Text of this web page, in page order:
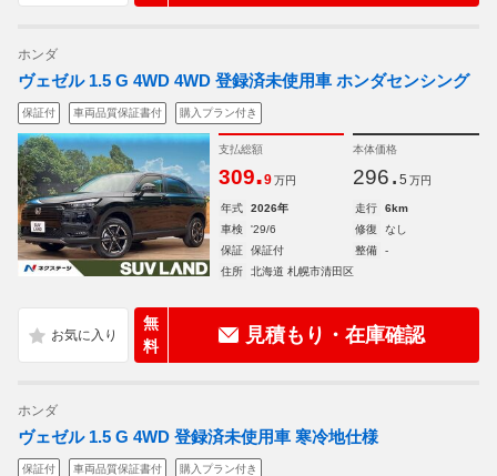
ホンダ
ヴェゼル 1.5 G 4WD 4WD 登録済未使用車 ホンダセンシング
保証付 車両品質保証書付 購入プラン付き
支払総額
309.9 万円
本体価格
296. 5 万円
年式 2026年 走行
6km
車検
'29/6 修復
なし
保証
保証付 整備
-
住所
北海道 札幌市清田区
無
料
見積もり・在庫確認
ホンダ
ヴェゼル 1.5 G 4WD 登録済未使用車 寒冷地仕様
保証付 車両品質保証書付 購入プラン付き